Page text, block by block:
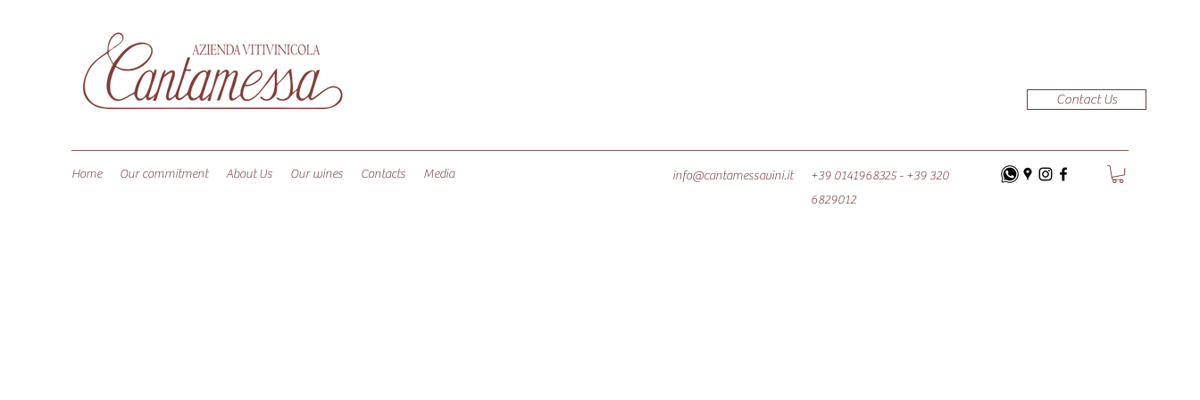
Contact Us
Home Our commitment About Us Our wines Contacts Media info@cantamessavini.it
+39 0141968325 - +39 320
6829012